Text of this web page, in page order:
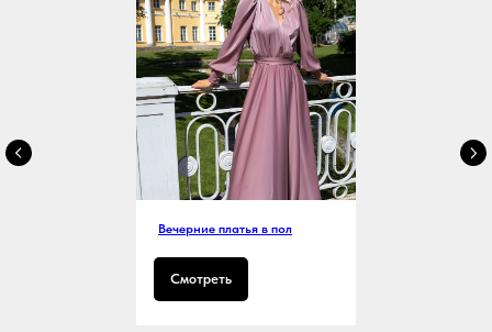
Вечерние платья в пол
Смотреть